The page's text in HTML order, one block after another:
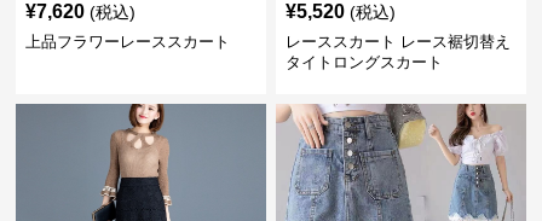
¥7,620 (税込)
上品フラワーレーススカート
¥5,520 (税込)
レーススカート レース裾切替え
タイトロングスカート